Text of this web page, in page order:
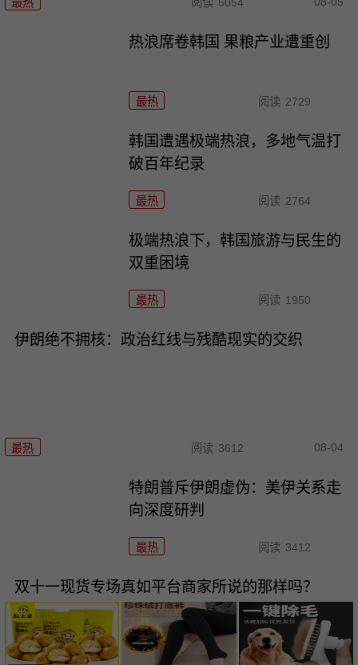
热浪席卷韩国 果粮产业遭重创
最热 阅读 2729
韩国遭遇极端热浪，多地气温打
破百年纪录
最热 阅读 2764
极端热浪下，韩国旅游与民生的
双重困境
最热 阅读 1950
伊朗绝不拥核：政治红线与残酷现实的交织
最热 阅读 3612 08-04
特朗普斥伊朗虚伪：美伊关系走
向深度研判
最热 阅读 3412
双十一现货专场真如平台商家所说的那样吗？